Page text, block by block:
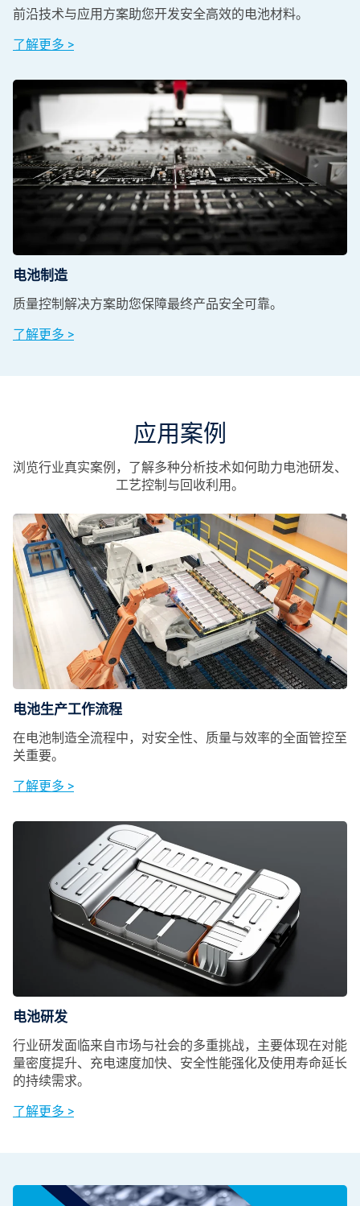
前沿技术与应用方案助您开发安全高效的电池材料。
了解更多 >
电池制造
质量控制解决方案助您保障最终产品安全可靠。
了解更多 >
应用案例
浏览行业真实案例，了解多种分析技术如何助力电池研发、
工艺控制与回收利用。
电池生产工作流程
在电池制造全流程中，对安全性、质量与效率的全面管控至
关重要。
了解更多 >
电池研发
行业研发面临来自市场与社会的多重挑战，主要体现在对能
量密度提升、充电速度加快、安全性能强化及使用寿命延长
的持续需求。
了解更多 >